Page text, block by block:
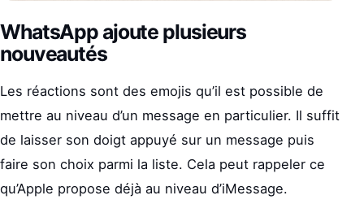
WhatsApp ajoute plusieurs
nouveautés
Les réactions sont des emojis qu’il est possible de
mettre au niveau d’un message en particulier. Il suffit
de laisser son doigt appuyé sur un message puis
faire son choix parmi la liste. Cela peut rappeler ce
qu’Apple propose déjà au niveau d’iMessage.